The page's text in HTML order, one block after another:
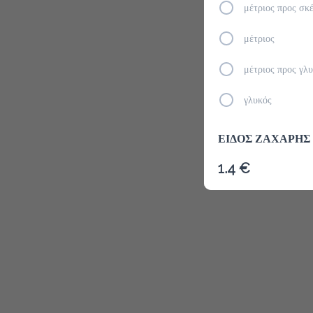
Το μενού
μέτριος προς
μέτριος
μέτριος προς
γλυκός
ΕΙΔΟΣ ΖΑΧΑΡΗΣ
λευκή ζάχαρη
1.4 €